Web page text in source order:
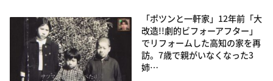
「ポツンと一軒家」12年前「大
改造!!劇的ビフォーアフター」
でリフォームした高知の家を再
訪。7歳で親がいなくなった3
姉…